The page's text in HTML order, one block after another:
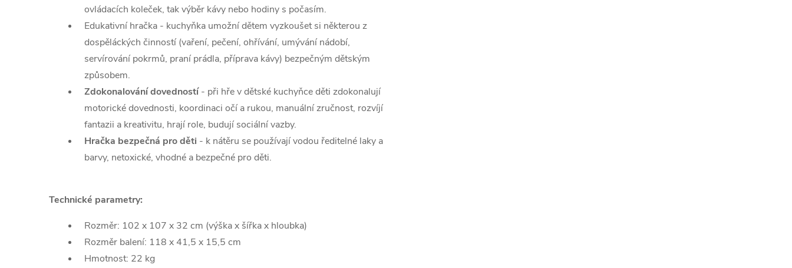
ovládacích koleček, tak výběr kávy nebo hodiny s počasím.
Edukativní hračka - kuchyňka umožní dětem vyzkoušet si některou z
dospěláckých činností (vaření, pečení, ohřívání, umývání nádobí,
servírování pokrmů, praní prádla, příprava kávy) bezpečným dětským
způsobem.
Zdokonalování dovedností- při hře v dětské kuchyňce děti zdokonalují
motorické dovednosti, koordinaci očí a rukou, manuální zručnost, rozvíjí
fantazii a kreativitu, hrají role, budují sociální vazby.
Hračka bezpečná pro děti - k nátěru se používají vodou ředitelné laky a
barvy, netoxické, vhodné a bezpečné pro děti.
Technické parametry:
Rozměr: 102 x 107 x 32 cm (výška x šířka x hloubka)
Rozměr balení: 118 x 41,5 x 15,5 cm
Hmotnost: 22 kg